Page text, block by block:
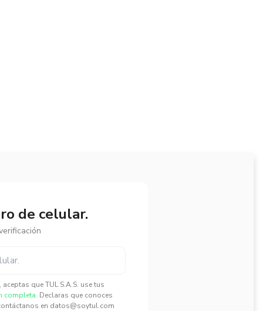
de celular.
que TUL S.A.S. use tus
completa. Declaras que conoces
en datos@soytul.com